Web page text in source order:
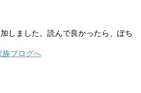
しました。読んで良かったら、ぽち